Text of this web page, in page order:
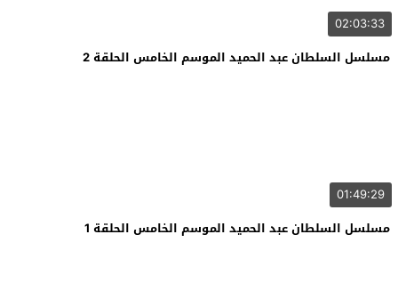
02:03:33
مسلسل السلطان عبد الحميد الموسم الخامس الحلقة 2
01:49:29
مسلسل السلطان عبد الحميد الموسم الخامس الحلقة 1